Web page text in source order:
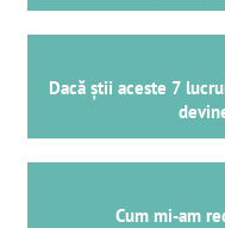
Dacă știi aceste 7
Cum mi-am